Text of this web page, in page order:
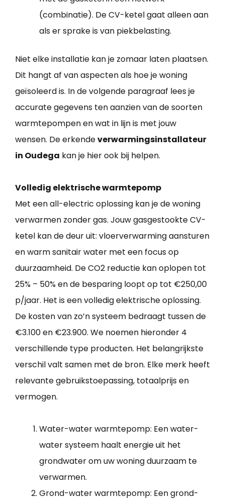
(combinatie). De CV-ketel gaat alleen aan
als er sprake is van piekbelasting.
Niet elke installatie kan je zomaar laten plaatsen.
Dit hangt af van aspecten als hoe je woning
geïsoleerd is. In de volgende paragraaf lees je
accurate gegevens ten aanzien van de soorten
warmtepompen en wat in lijn is met jouw
wensen. De erkendeverwarmingsinstallateur
in Oudega kan je hier ook bij helpen.
Volledig elektrische warmtepomp
Met een all-electric oplossing kan je de woning
verwarmen zonder gas. Jouw gasgestookte CV-
ketel kan de deur uit: vloerverwarming aansturen
en warm sanitair water met een focus op
duurzaamheid. De CO2 reductie kan oplopen tot
25% – 50% en de besparing loopt op tot €250,00
p/jaar. Het is een volledig elektrische oplossing.
De kosten van zo’n systeem bedraagt tussen de
€3.100 en €23.900. We noemen hieronder 4
verschillende type producten. Het belangrijkste
verschil valt samen met de bron. Elke merk heeft
relevante gebruikstoepassing, totaalprijs en
vermogen.
Water-water warmtepomp: Een water-
water systeem haalt energie uit het
grondwater om uw woning duurzaam te
verwarmen.
Grond-water warmtepomp: Een grond-